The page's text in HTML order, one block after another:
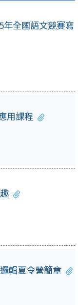
全國語文競賽寫
用課程
輯夏令營簡章